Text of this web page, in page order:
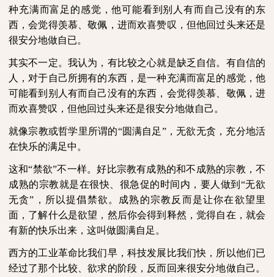
种充满而富足的感觉，他可能看到别人有而自己没有的东
西，会觉得羡慕、敬佩，进而欢喜赞叹，但他回过头来还是
很安分地做自已。
其实不一定。我认为，有比较之心就是缺乏自信。有自信的
人，对于自己所拥有的东西，是一种充满而富足的感觉，他
可能看到别人有而自己没有的东西，会觉得羡慕、敬佩，进
而欢喜赞叹，但他回过头来还是很安分地做自己。
就像宗教或哲学里所谓的“圆满自足”，无欲无贪，充分地活
在快乐的满足中。
这和“禁欲”不一样。好比宗教有成熟的和不成熟的宗教，不
成熟的宗教就是在很快、很急促的时间内，要人做到“无欲
无贪”，所以提倡禁欲。成熟的宗教反而是让你在欲望里
面，了解什么是欲望，然后你会得到释然，觉得自在，就会
有新的快乐出来，这叫做圆满自足。
西方的工业革命比我们早，科技发展比我们快，所以他们已
经过了那个比较、欲求的阶段，反而回来很安分地做自己。